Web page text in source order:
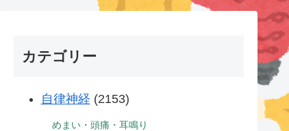
カテゴリー
自律神経 (2153)
めまい・頭痛・耳鳴り